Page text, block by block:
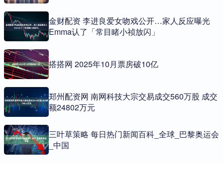
金财配资 李进良爱女吻戏公开…家人反应曝光
Emma认了「常目睹小祯放闪」
搭搭网 2025年10月票房破10亿
郑州配资网 南网科技大宗交易成交560万股 成交
额24802万元
三叶草策略 每日热门新闻百科_全球_巴黎奥运会
_中国